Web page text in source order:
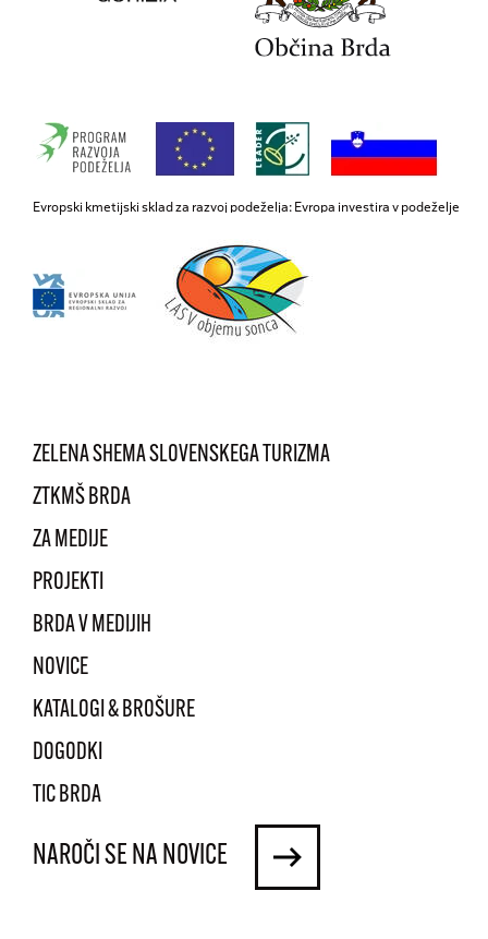
Evropski kmetijski sklad za razvoj podeželja: Evropa investira v podeželje
ZELENA SHEMA SLOVENSKEGA TURIZMA
ZTKMŠ BRDA
ZA MEDIJE
PROJEKTI
BRDA V MEDIJIH
NOVICE
KATALOGI & BROŠURE
DOGODKI
TIC BRDA
NAROČI SE NA NOVICE